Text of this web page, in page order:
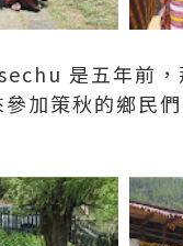
是五年前，
加策秋的鄉民